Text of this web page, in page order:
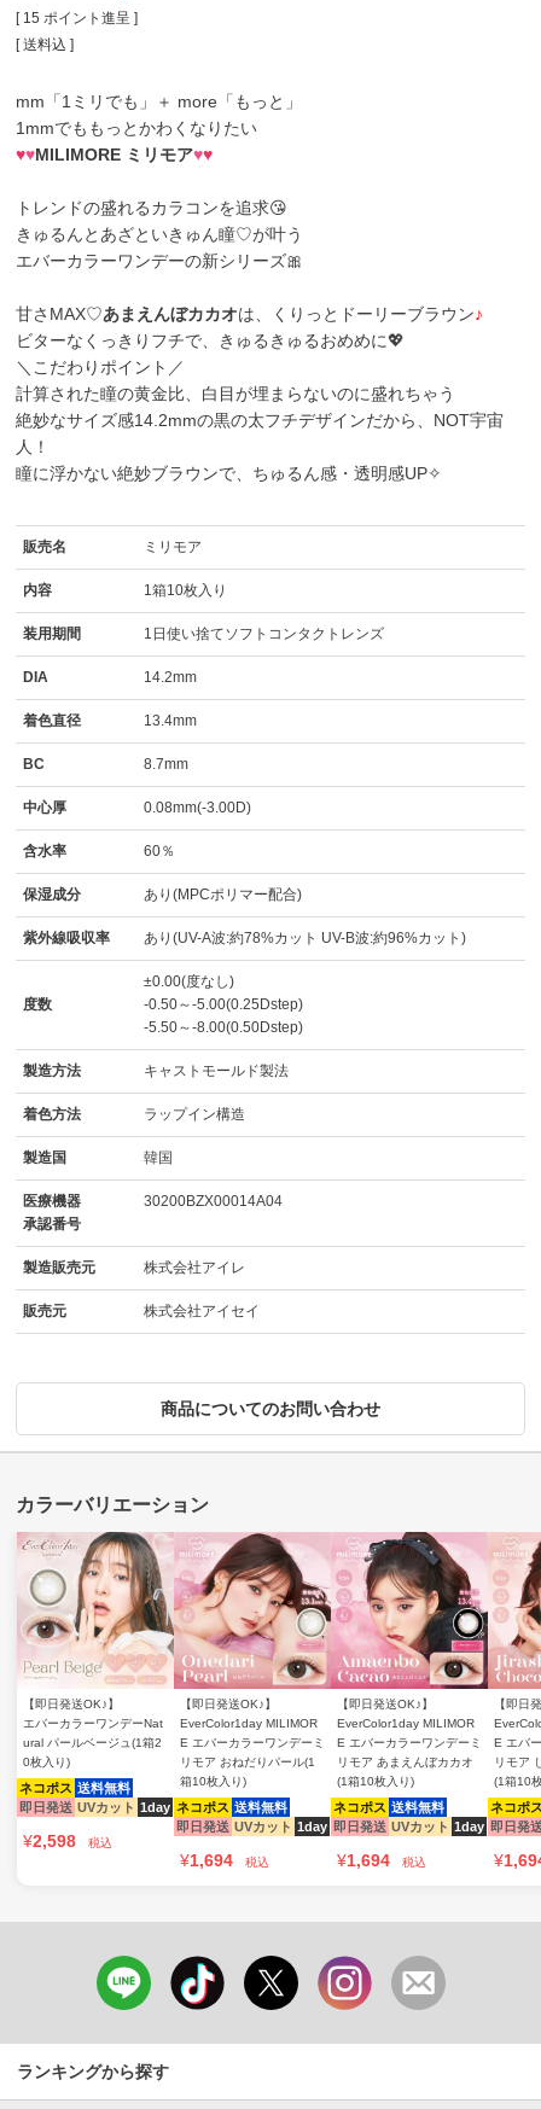
[ 15 ポイント進呈 ]
送料込
mm「1ミリでも」＋ more「もっと」
1mmでももっとかわくなりたい
♥♥MILIMORE ミリモア♥♥
トレンドの盛れるカラコンを追求😘
きゅるんとあざといきゅん瞳♡が叶う
エバーカラーワンデーの新シリーズ🎀
甘さMAX♡あまえんぼカカオは、くりっとドーリーブラウン♪
ビターなくっきりフチで、きゅるきゅるおめめに💖
＼こだわりポイント／
計算された瞳の黄金比、白目が埋まらないのに盛れちゃう
絶妙なサイズ感14.2mmの黒の太フチデザインだから、NOT宇宙
人！
瞳に浮かない絶妙ブラウンで、ちゅるん感・透明感UP✧
販売名 ミリモア
内容 1箱10枚入り
装用期間 1日使い捨てソフトコンタクトレンズ
DIA 14.2mm
着色直径 13.4mm
BC 8.7mm
中心厚 0.08mm(-3.00D)
含水率 60％
保湿成分 あり(MPCポリマー配合)
紫外線吸収率 あり(UV-A波:約78%カット UV-B波:約96%カット)
度数
±0.00(度なし)
-0.50～-5.00(0.25Dstep)
-5.50～-8.00(0.50Dstep)
製造方法 キャストモールド製法
着色方法 ラップイン構造
製造国 韓国
医療機器
承認番号
30200BZX00014A04
製造販売元 株式会社アイレ
販売元 株式会社アイセイ
商品についてのお問い合わせ
【即日発送OK♪】
エバーカラーワンデーNat
ural パールベージュ(1箱2
0枚入り)
ネコポス 送料無料
即日発送 UVカット 1day
¥2,598 税込
【即日発送OK♪】
EverColor1day MILIMOR
E エバーカラーワンデーミ
リモア おねだりパール(1
箱10枚入り)
ネコポス 送料無料
即日発送 UVカット 1day
¥1,694 税込
【即日発送OK♪】
EverColor1day MILIMOR
E エバーカラーワンデーミ
リモア あまえんぼカカオ
(1箱10枚入り)
ネコポス 送料無料
即日発送 UVカット 1day
¥1,694 税込
【即日
E エバ
リモア
(1箱10
ネコポ
即日発
¥
ランキングから探す